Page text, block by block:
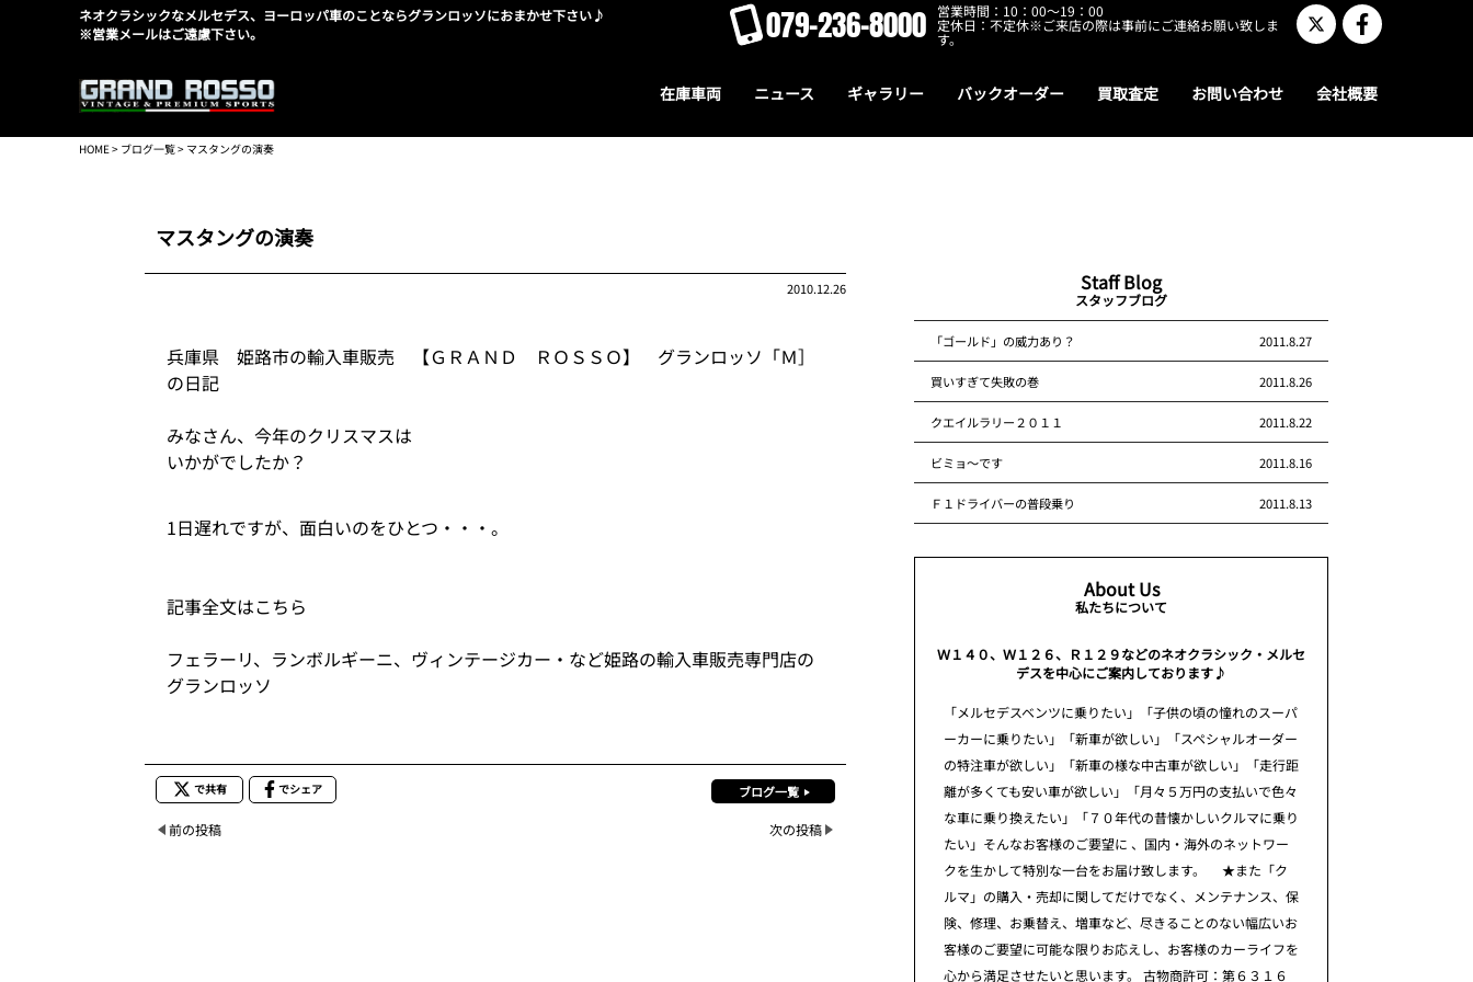
ネオクラシックなメルセデス、ヨーロッパ車のことならグランロッソにおまかせ下さい♪
※営業メールはご遠慮下さい。
079-236-8000 営業時間：10：00～19：00
定休日：不定休※ご来店の際は事前にご連絡お願い致しま
す。
在庫車両 ニュース ギャラリー バックオーダー 買取査定 お問い合わせ 会社概要
HOME> ブログ一覧> マスタングの演奏
マスタングの演奏
2010.12.26
兵庫県 姫路市の輸入車販売 【ＧＲＡＮＤ ＲＯＳＳＯ】 グランロッソ「Ｍ］
の日記
みなさん、今年のクリスマスは
いかがでしたか？
1日遅れですが、面白いのをひとつ・・・。
記事全文はこちら
フェラーリ、ランボルギーニ、ヴィンテージカー・など姫路の輸入車販売専門店の
グランロッソ
で共有 でシェア ブログ一覧
前の投稿 次の投稿
Staff Blog
スタッフブログ
「ゴールド」の威力あり？ 2011.8.27
買いすぎて失敗の巻 2011.8.26
クエイルラリー２０１１ 2011.8.22
ビミョ～です 2011.8.16
Ｆ１ドライバーの普段乗り 2011.8.13
About Us
私たちについて
Ｗ１４０、Ｗ１２６、Ｒ１２９などのネオクラシック・メルセ
デスを中心にご案内しております♪
「メルセデスベンツに乗りたい」「子供の頃の憧れのスーパ
ーカーに乗りたい」「新車が欲しい」「スペシャルオーダー
の特注車が欲しい」「新車の様な中古車が欲しい」「走行距
離が多くても安い車が欲しい」「月々５万円の支払いで色々
な車に乗り換えたい」「７０年代の昔懐かしいクルマに乗り
たい」そんなお客様のご要望に 、国内・海外のネットワー
クを生かして特別な一台をお届け致します。 ★また「ク
ルマ」の購入・売却に関してだけでなく、メンテナンス、保
険、修理、お乗替え、増車など、尽きることのない幅広いお
客様のご要望に可能な限りお応えし、お客様のカーライフを
心から満足させたいと思います。 古物商許可：第６３１６